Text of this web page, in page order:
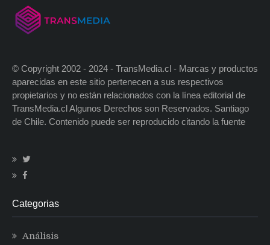
© Copyright 2002 - 2024 - TransMedia.cl - Marcas y productos
aparecidas en este sitio pertenecen a sus respectivos
propietarios y no están relacionados con la línea editorial de
TransMedia.cl Algunos Derechos son Reservados. Santiago
de Chile. Contenido puede ser reproducido citando la fuente
Categorias
Análisis